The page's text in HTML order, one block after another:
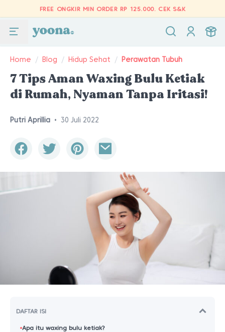
FREE ONGKIR MIN ORDER RP 125.000. CEK S&K
Home / Blog / Hidup Sehat / Perawatan Tubuh
7 Tips Aman Waxing Bulu Ketiak
di Rumah, Nyaman Tanpa Iritasi!
Putri Aprillia • 30 Juli 2022
DAFTAR ISI
Apa itu waxing bulu ketiak?